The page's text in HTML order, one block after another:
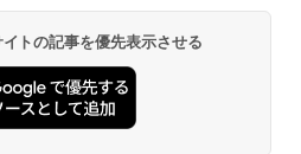
トの記事を優先表示させる